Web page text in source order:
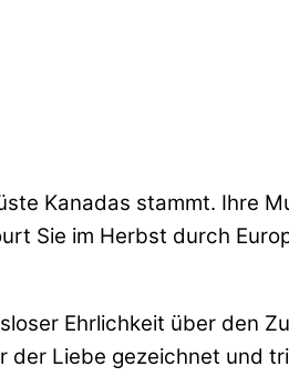
Kanadas stammt. Ihre
Sie im Herbst durch
Ehrlichkeit über den
der Liebe gezeichnet und